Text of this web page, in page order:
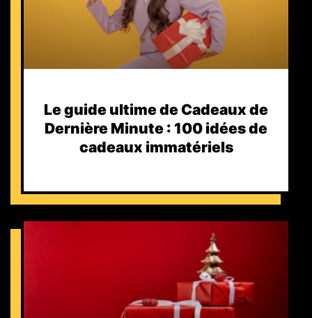
Le guide ultime de Cadeaux de
Dernière Minute : 100 idées de
cadeaux immatériels